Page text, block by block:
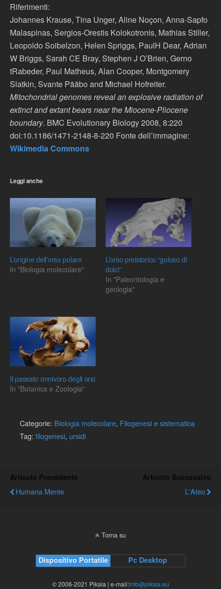
Riferimenti:
Johannes Krause, Tina Unger, Aline Noçon, Anna-Sapfo
Malaspinas, Sergios-Orestis Kolokotronis, Mathias Stiller,
Leopoldo Soibelzon, Helen Spriggs, PaulH Dear, Adrian
W Briggs, Sarah CE Bray, Stephen J O’Brien, Gerno
tRabeder, Paul Matheus, Alan Cooper, Montgomery
Slatkin, Svante Pääbo and Michael Hofreiter.
Mitochondrial genomes reveal an explosive radiation of
extinct and extant bears near the Miocene-Pliocene
boundary. BMC Evolutionary Biology 2008, 8:220
doi:10.1186/1471-2148-8-220 Fonte dell’immagine:
Wikimedia Commons
Leggi anche
L’origine dell’orso polare
In "Biologia molecolare"
L’orso preistorico “goloso di
dolci”
In "Paleontologia e
geologia"
Il passato onnivoro degli orsi
In "Botanica e Zoologia"
Categorie: Biologia molecolare, Filogenesi e sistematica
Tag: filogenesi, ursidi
Articolo Precedente
Humana Mente
Articolo Successivo
L'Ateo
Torna su
Dispositivo Portatile Pc Desktop
© 2006-2021 Pikaia | e-mail:info@pikaia.eu